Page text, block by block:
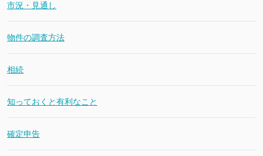
市況・見通し
物件の調査方法
相続
知っておくと有利なこと
確定申告